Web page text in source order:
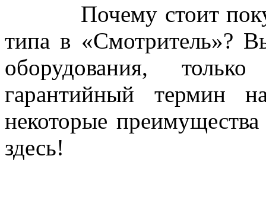
Почему стоит
типа в «Смотритель»?
оборудования,
гарантийный термин
некоторые
здесь!